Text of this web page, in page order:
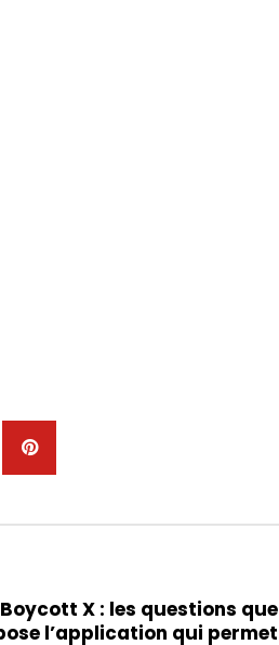
Boycott X : les questions que
l’application qui permet